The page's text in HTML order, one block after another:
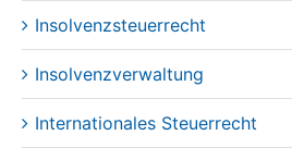
Insolvenzsteuerrecht
Insolvenzverwaltung
Internationales Steuerrecht